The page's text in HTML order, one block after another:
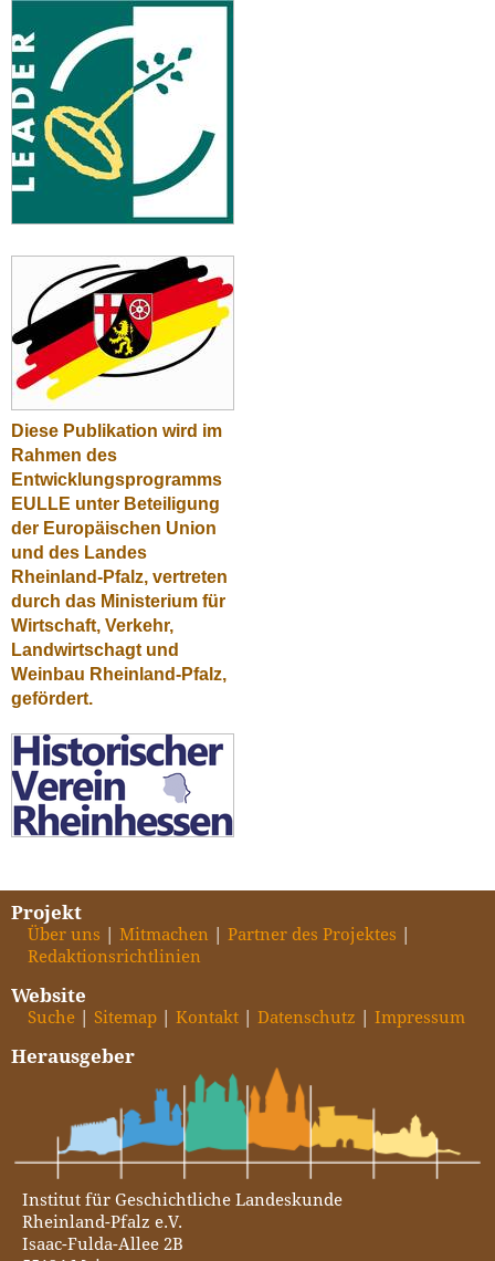
Diese Publikation wird im
Rahmen des
Entwicklungsprogramms
EULLE unter Beteiligung
der Europäischen Union
und des Landes
Rheinland-Pfalz, vertreten
durch das Ministerium für
Wirtschaft, Verkehr,
Landwirtschagt und
Weinbau Rheinland-Pfalz,
gefördert.
Projekt
Über uns Mitmachen
Partner des Projektes
Redaktionsrichtlinien
Website
Suche Sitemap Kontakt Datenschutz Impressum
Herausgeber
Institut für Geschichtliche Landeskunde
Rheinland-Pfalz e.V.
Isaac-Fulda-Allee 2B